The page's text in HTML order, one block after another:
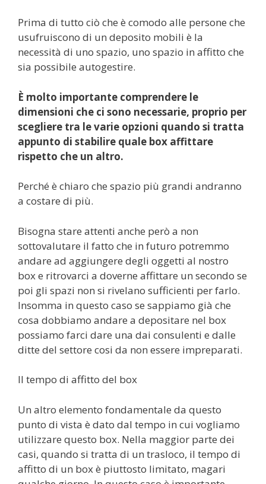
Prima di tutto ciò che è comodo alle persone che
usufruiscono di un deposito mobili è la
necessità di uno spazio, uno spazio in affitto che
sia possibile autogestire.
È molto importante comprendere le
dimensioni che ci sono necessarie, proprio per
scegliere tra le varie opzioni quando si tratta
appunto di stabilire quale box affittare
rispetto che un altro.
Perché è chiaro che spazio più grandi andranno
a costare di più.
Bisogna stare attenti anche però a non
sottovalutare il fatto che in futuro potremmo
andare ad aggiungere degli oggetti al nostro
box e ritrovarci a doverne affittare un secondo se
poi gli spazi non si rivelano sufficienti per farlo.
Insomma in questo caso se sappiamo già che
cosa dobbiamo andare a depositare nel box
possiamo farci dare una dai consulenti e dalle
ditte del settore cosi da non essere impreparati.
Il tempo di affitto del box
Un altro elemento fondamentale da questo
punto di vista è dato dal tempo in cui vogliamo
utilizzare questo box. Nella maggior parte dei
casi, quando si tratta di un trasloco, il tempo di
affitto di un box è piuttosto limitato, magari